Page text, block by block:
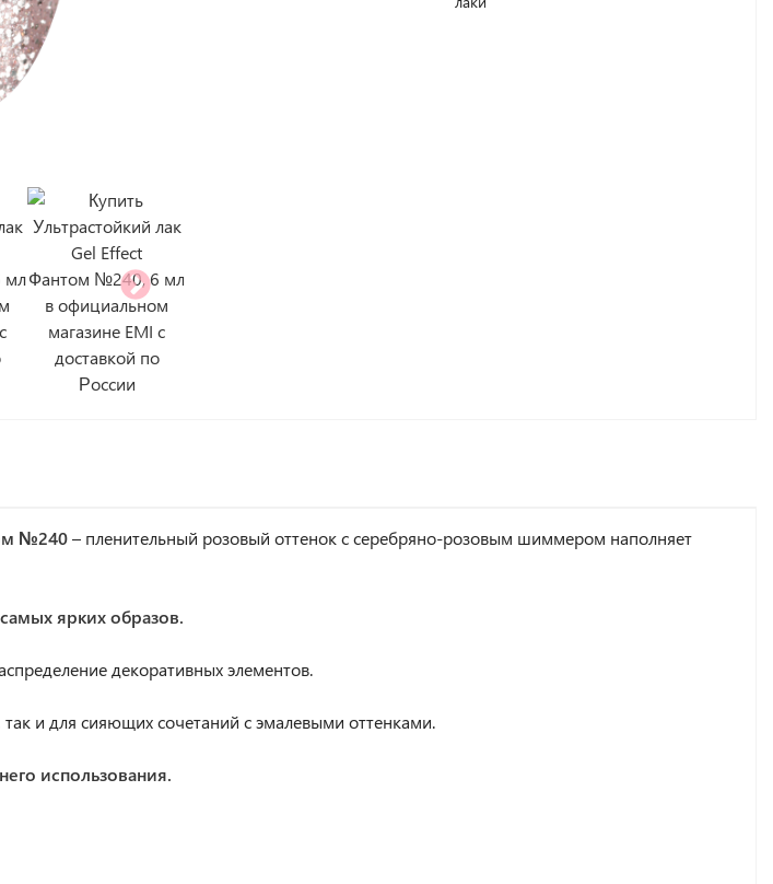
№240– пленительный розовый оттенок с серебряно-розовым шиммером наполняет
ярких образов.
декоративных элементов.
так и для сияющих сочетаний с эмалевыми оттенками.
использования.